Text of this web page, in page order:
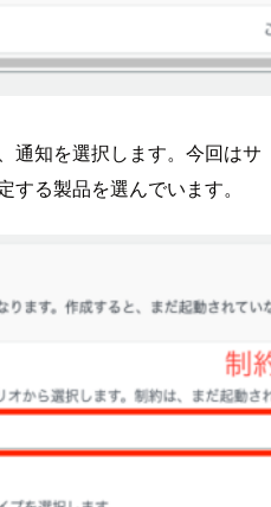
通知を選択します。今回はサ
る製品を選んでいます。